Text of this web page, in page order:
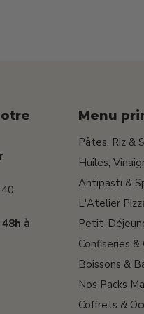
48h à
Menu
Pâtes, Riz &
Huiles,
Antipasti &
L'Atelier
Petit-
Confiseries
Boissons &
Nos Packs
Coffrets &